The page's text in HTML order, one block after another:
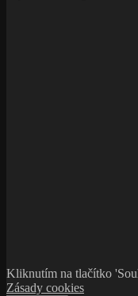
Kliknutím na tlačítko
Zásady cookies